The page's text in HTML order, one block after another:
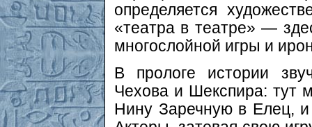
определяется
«театра в театре» —
многослойной игры и
В прологе истории
Чехова и Шекспира: тут
Нину Заречную в Елец,